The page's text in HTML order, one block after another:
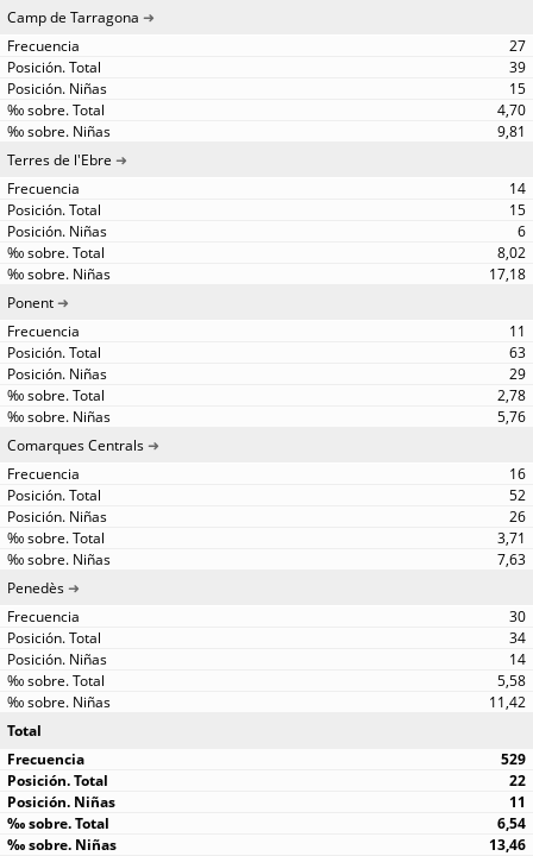
Camp de Tarragona
27
39
15
4,70
9,81
Terres de l'Ebre
14
15
6
8,02
17,18
Ponent
11
63
29
2,78
5,76
Comarques Centrals
16
52
26
3,71
7,63
Penedès
30
34
14
5,58
11,42
Total
529
22
11
6,54
13,46